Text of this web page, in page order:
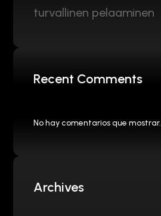
turvallinen pelaaminen
Recent Comments
No hay comentarios que mostrar.
Archives